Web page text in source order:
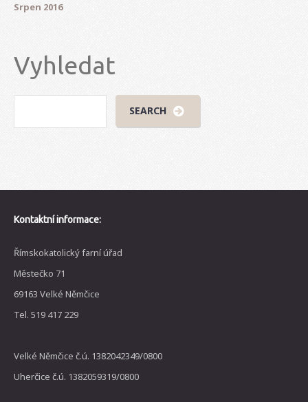
Srpen 2016
Vyhledat
Kontaktní informace:
Římskokatolický farní úřad
Městečko 71
69163 Velké Němčice
Tel. 519 417 229
Velké Němčice č.ú. 1382042349/0800
Uherčice č.ú. 1382059319/0800